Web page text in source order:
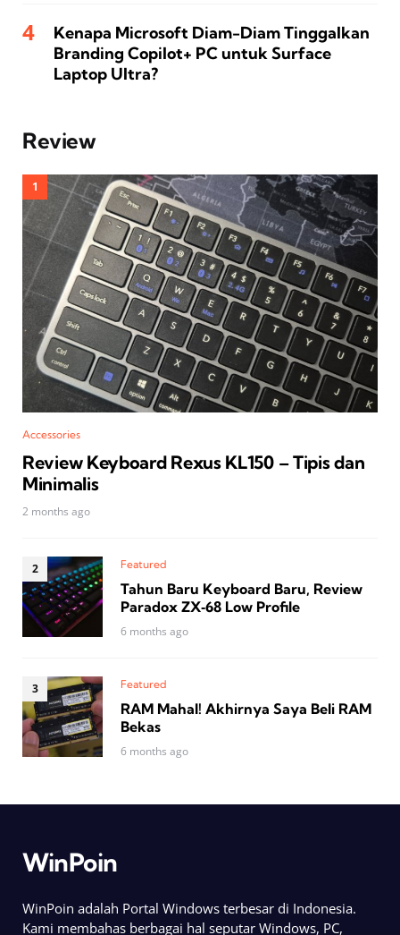
Kenapa Microsoft Diam-Diam Tinggalkan
Branding Copilot+ PC untuk Surface
Laptop Ultra?
Review
Accessories
Review Keyboard Rexus KL150 – Tipis dan
Minimalis
2 months ago
Featured
Tahun Baru Keyboard Baru, Review
Paradox ZX‑68 Low Profile
6 months ago
Featured
RAM Mahal! Akhirnya Saya Beli RAM
Bekas
6 months ago
WinPoin
WinPoin adalah Portal Windows terbesar di Indonesia.
Kami membahas berbagai hal seputar Windows, PC,